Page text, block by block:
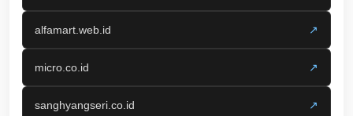
alfamart.web.id ↗
micro.co.id ↗
sanghyangseri.co.id ↗